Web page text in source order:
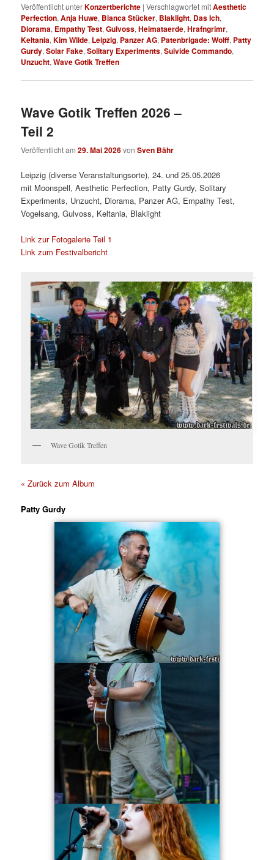
Veröffentlicht unterKonzertberichte |Verschlagwortet mitAesthetic
Perfection,Anja Huwe, Bianca Stücker, Blaklight, Das Ich,
Diorama, Empathy Test,Gulvoss,Heimataerde,Hrafngrimr,
Keltania,Kim Wilde, Leipzig, Panzer AG, Patenbrigade: Wolff, Patty
Gurdy,Solar Fake,Solitary Experiments,Suivide Commando,
Unzucht,Wave Gotik Treffen
Wave Gotik Treffen 2026 –
Teil 2
Veröffentlicht am29. Mai 2026vonSven Bähr
Leipzig (diverse Veranstaltungsorte), 24. und 25.05.2026
mit Moonspell, Aesthetic Perfection, Patty Gurdy, Solitary
Experiments, Unzucht, Diorama, Panzer AG, Empathy Test,
Vogelsang, Gulvoss, Keltania, Blaklight
Link zur Fotogalerie Teil 1
Link zum Festivalbericht
Wave Gotik Treffen
« Zurück zum Album
Patty Gurdy